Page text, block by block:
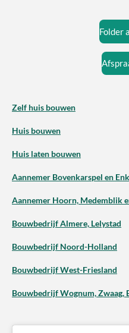
Folder
Zelf huis bouwen
Huis bouwen
Huis laten bouwen
Aannemer Bovenkarspel en
Aannemer Hoorn, Medemblik
Bouwbedrijf Almere, Lelystad
Bouwbedrijf Noord-Holland
Bouwbedrijf West-Friesland
Bouwbedrijf Wognum, Zwaag,